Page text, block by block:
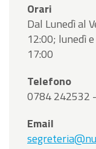
Orari
Dal Lunedì al
12:00; lunedì
17:00
Telefono
0784 242532
Email